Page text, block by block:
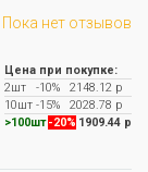
Пока нет отзывов
Цена при покупке:
2шт
-10%
2148.12 р
10шт -15%
2028.78 р
>100шт -20% 1909.44 р